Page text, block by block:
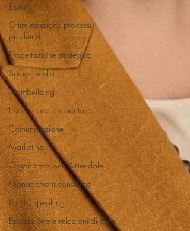
Editor
Ottimizzazione processi
produttivi
Progettazione strategica
Social media
Teambuilding
Educazione ambientale
Comunicazione
Marketing
Organizzazione Aziendale
Management consulting
Public Speaking
Educazione e relazioni di cura